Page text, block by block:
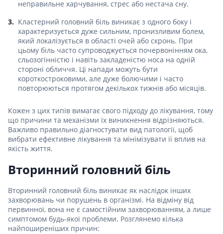
неправильне харчування, стрес або нестача сну.
Кластерний головний біль виникає з одного боку і
характеризується дуже сильним, пронизливим болем,
який локалізується в області очей або скронь. При
цьому біль часто супроводжується почервонінням ока,
сльозогінністю і навіть закладеністю носа на одній
стороні обличчя. Ці напади можуть бути
короткостроковими, але дуже болючими і часто
повторюються протягом декількох тижнів або місяців.
Кожен з цих типів вимагає свого підходу до лікування, тому
що причини та механізми їх виникнення відрізняються.
Важливо правильно діагностувати вид патології, щоб
вибрати ефективне лікування та мінімізувати її вплив на
якість життя.
Вторинний головний біль
Вторинний головний біль виникає як наслідок інших
захворювань чи порушень в організмі. На відміну від
первинної, вона не є самостійним захворюванням, а лише
симптомом будь-якої проблеми. Розглянемо кілька
найпоширеніших причин: